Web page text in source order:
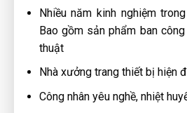
Nhiều năm kinh nghiệm
Bao gồm sản phẩm ban
thuật
Nhà xưởng trang thiết bị hiện
Công nhân yêu nghề, nhiệt